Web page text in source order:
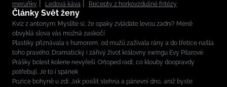
meruňky
Ledová káva Recepty z horkovzdušné fritézy
Články Svět ženy
Kvíz z antonym: Myslíte si, že opaky zvládáte levou zadní? Méně
obvyklá slova vás možná zaskočí
Plastiky přiznávala s humorem, od mužů zažívala rány a do třetice našla
toho pravého: Dramatický i zářivý život královny swingu Evy Pilarové
Prášky bolest kolene nevyřeší. Ortoped radí, co klouby doopravdy
potřebují. Je to i spánek
Pozice bohyně u zdi: Jak posílit stehna a pánevní dno, aniž byste